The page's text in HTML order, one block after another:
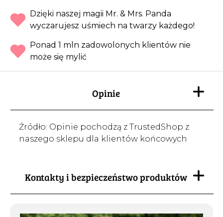
Dzięki naszej magii Mr. & Mrs. Panda
wyczarujesz uśmiech na twarzy każdego!
Ponad 1 mln zadowolonych klientów nie
może się mylić
Opinie
Źródło: Opinie pochodzą z TrustedShop z
naszego sklepu dla klientów końcowych
Kontakty i bezpieczeństwo produktów